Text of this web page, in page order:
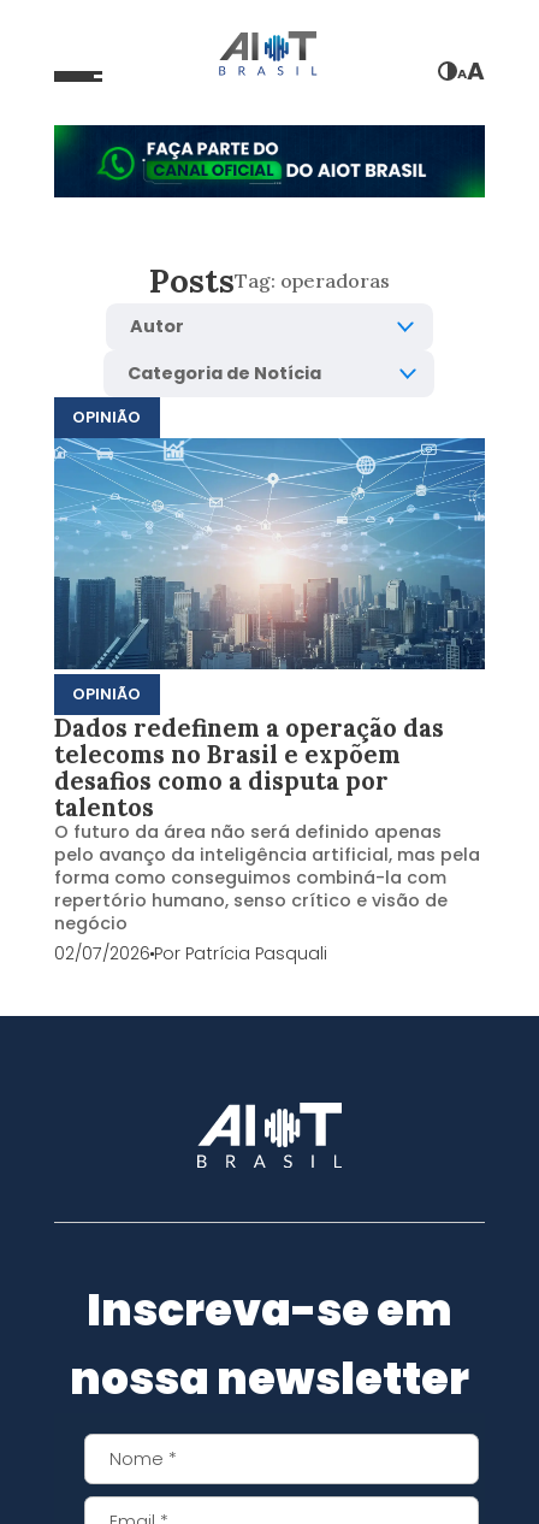
AA
PostsTag: operadoras
OPINIÃO
OPINIÃO
Dados redefinem a operação das
telecoms no Brasil e expõem
desafios como a disputa por
talentos
O futuro da área não será definido apenas
pelo avanço da inteligência artificial, mas pela
forma como conseguimos combiná-la com
repertório humano, senso crítico e visão de
negócio
02/07/2026Por Patrícia Pasquali
Inscreva-se em
nossa newsletter